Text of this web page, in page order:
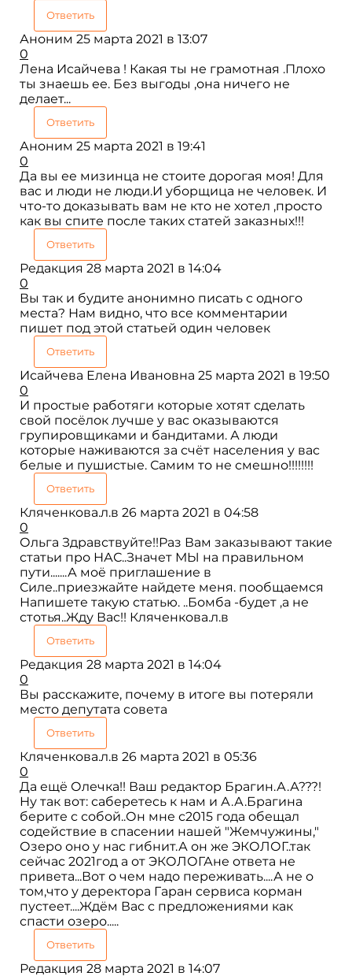
Ответить
Аноним 25 марта 2021 в 13:07
0
Лена Исайчева ! Какая ты не грамотная .Плохо
ты знаешь ее. Без выгоды ,она ничего не
делает...
Ответить
Аноним 25 марта 2021 в 19:41
0
Да вы ее мизинца не стоите дорогая моя! Для
вас и люди не люди.И уборщица не человек. И
что-то доказывать вам не кто не хотел ,просто
как вы спите после таких статей заказных!!!
Ответить
Редакция 28 марта 2021 в 14:04
0
Вы так и будите анонимно писать с одного
места? Нам видно, что все комментарии
пишет под этой статьей один человек
Ответить
Исайчева Елена Ивановна 25 марта 2021 в 19:50
0
И простые работяги которые хотят сделать
свой посёлок лучше у вас оказываются
групировщиками и бандитами. А люди
которые наживаются за счёт населения у вас
белые и пушистые. Самим то не смешно!!!!!!!!
Ответить
Кляченкова.л.в 26 марта 2021 в 04:58
0
Ольга Здравствуйте!!Раз Вам заказывают такие
статьи про НАС..Значет МЫ на правильном
пути.......А моё приглашение в
Силе..приезжайте найдете меня. пообщаемся
Напишете такую статью. ..Бомба -будет ,а не
стотья..Жду Вас!! Кляченкова.л.в
Ответить
Редакция 28 марта 2021 в 14:04
0
Вы расскажите, почему в итоге вы потеряли
место депутата совета
Ответить
Кляченкова.л.в 26 марта 2021 в 05:36
0
Да ещё Олечка!! Ваш редактор Брагин.А.А???!
Ну так вот: саберетесь к нам и А.А.Брагина
берите с собой..Он мне с2015 года обещал
содействие в спасении нашей "Жемчужины,"
Озеро оно у нас гибнит.А он же ЭКОЛОГ..так
сейчас 2021год а от ЭКОЛОГАне ответа не
привета...Вот о чем надо переживать....А не о
том,что у деректора Гаран сервиса корман
пустеет....Ждём Вас с предложениями как
спасти озеро.....
Ответить
Редакция 28 марта 2021 в 14:07